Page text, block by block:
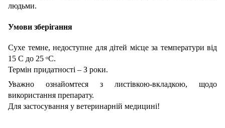
людьми.
Умови зберігання
Сухе темне, недоступне для дітей місце за температури від
15 С до 25 ᵒС.
Термін придатності – З роки.
Уважно ознайомтеся з листівкою-вкладкою, щодо
використання препарату.
Для застосування у ветеринарній медицині!